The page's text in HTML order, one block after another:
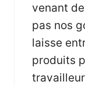
venant
pas nos
laisse
produits